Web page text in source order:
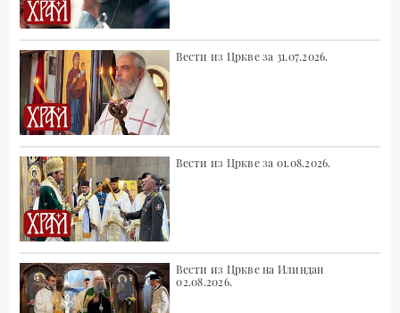
Вести из Цркве за 31.07.2026.
Вести из Цркве за 01.08.2026.
Вести из Цркве на Илиндан
02.08.2026.